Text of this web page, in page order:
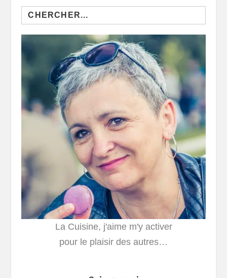
Search
for:
La Cuisine, j'aime m'y activer
pour le plaisir des autres…